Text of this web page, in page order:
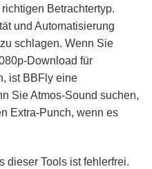
Betrachtertyp.
und Automatisierung
schlagen. Wenn Sie
Download für
ist BBFly eine
Sie Atmos-Sound suchen,
Extra-Punch, wenn es
dieser Tools ist fehlerfrei.